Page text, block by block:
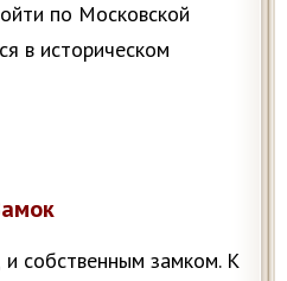
по Московской
в историческом
и собственным замком. К